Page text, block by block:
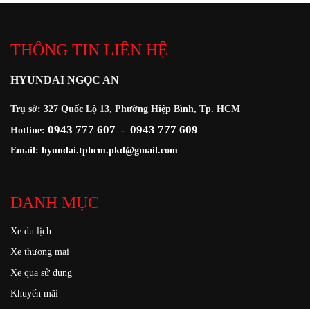
THÔNG TIN LIÊN HỆ
HYUNDAI NGỌC AN
Trụ sở: 327 Quốc Lộ 13, Phường Hiệp Bình, Tp. HCM
Hotline: 0943 777 607 - 0943 777 609
Email: hyundai.tphcm.pkd@gmail.com
DANH MỤC
Xe du lịch
Xe thương mại
Xe qua sử dụng
Khuyến mãi